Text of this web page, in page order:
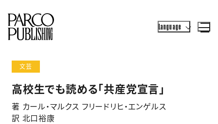
Language
文芸
高校生でも読める「共産党宣言」
著 カール・マルクス フリードリヒ・エンゲルス
訳 北口裕康